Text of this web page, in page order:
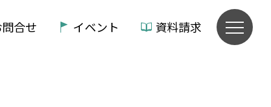
合せ イベント 資料請求